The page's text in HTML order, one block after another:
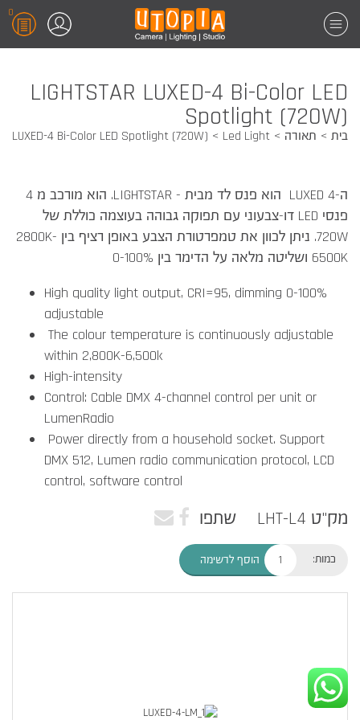
0
LIGHTSTAR LUXED-4 Bi-Color LED
Spotlight (720W)
בית תאורה Led Light
LUXED-4 Bi-Color LED Spotlight (720W)
ה-LUXED 4 הוא פנס לד מבית - LIGHTSTAR. הוא מורכב מ 4
פנסי LED דו-צבעוני עם תפוקה גבוהה בעוצמה כוללת של
720W. ניתן לכוון את טמפרטורת הצבע באופן רציף בין 2800K-
6500K ושליטה מלאה על הדימר בין 0-100%
High quality light output, CRI=95, dimming 0-100%
adjustable
The colour temperature is continuously adjustable
within 2,800K-6,500k
High-intensity
Control: Cable DMX 4-channel control per unit or
LumenRadio
Power directly from a household socket. Support
DMX 512, Lumen radio communication protocol, LCD
control, software control
מק"ט LHT-L4 שתפו
כמות: הוסף לרשימה